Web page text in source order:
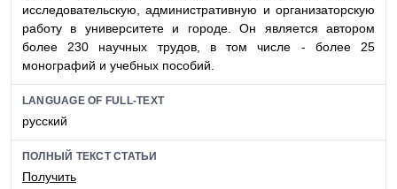
исследовательскую , административную и организаторскую
работу в университете и городе. Он является автором
более 230 научных трудов, в том числе - более 25
монографий и учебных пособий.
LANGUAGE OF FULL-TEXT
русский
ПОЛНЫЙ ТЕКСТ СТАТЬИ
Получить